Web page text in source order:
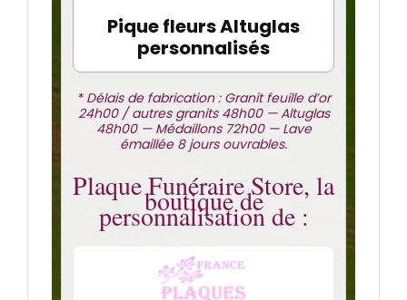
Pique fleurs Altuglas
personnalisés
* Délais de fabrication : Granit feuille d’or
24h00 / autres granits 48h00 — Altuglas
48h00 — Médaillons 72h00 — Lave
émaillée 8 jours ouvrables.
Plaque Funéraire Store, la
boutique de
personnalisation de :